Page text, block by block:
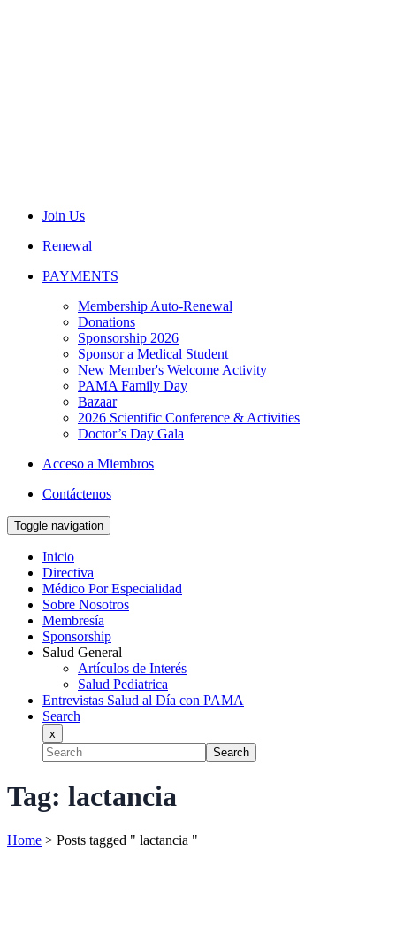
Join Us
Renewal
PAYMENTS
Membership Auto-Renewal
Donations
Sponsorship 2026
Sponsor a Medical Student
New Member's Welcome Activity
PAMA Family Day
Bazaar
2026 Scientific Conference & Activities
Doctor’s Day Gala
Acceso a Miembros
Contáctenos
Toggle navigation
Inicio
Directiva
Médico Por Especialidad
Sobre Nosotros
Membresía
Sponsorship
Salud General
Artículos de Interés
Salud Pediatrica
Entrevistas Salud al Día con PAMA
Search
x
Search
Tag: lactancia
Home > Posts tagged " lactancia "